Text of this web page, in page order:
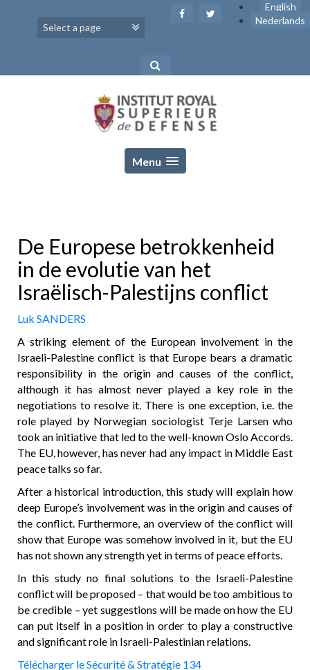
English
Nederlands
Menu
De Europese betrokkenheid
in de evolutie van het
Israëlisch-Palestijns conflict
Luk SANDERS
A striking element of the European involvement in the
Israeli-Palestine conflict is that Europe bears a dramatic
responsibility in the origin and causes of the conflict,
although it has almost never played a key role in the
negotiations to resolve it. There is one exception, i.e. the
role played by Norwegian sociologist Terje Larsen who
took an initiative that led to the well-known Oslo Accords.
The EU, however, has never had any impact in Middle East
peace talks so far.
After a historical introduction, this study will explain how
deep Europe’s involvement was in the origin and causes of
the conflict. Furthermore, an overview of the conflict will
show that Europe was somehow involved in it, but the EU
has not shown any strength yet in terms of peace efforts.
In this study no final solutions to the Israeli-Palestine
conflict will be proposed – that would be too ambitious to
be credible – yet suggestions will be made on how the EU
can put itself in a position in order to play a constructive
and significant role in Israeli-Palestinian relations.
Télécharger le Sécurité & Stratégie 134